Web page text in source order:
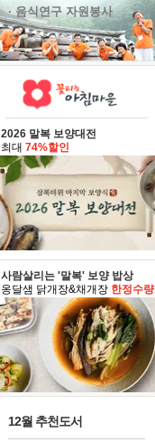
· 음식연구 자원봉사
2026 말복 보양대전
최대 74%할인
사람살리는 '말복' 보양 밥상
옹달샘 닭개장&채개장 한정수량
12월 추천도서